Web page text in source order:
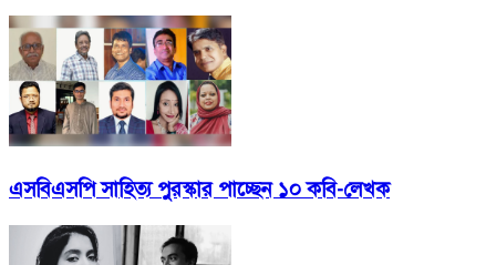
এসবিএসপি সাহিত্য পুরস্কার পাচ্ছেন ১০ কবি-লেখক